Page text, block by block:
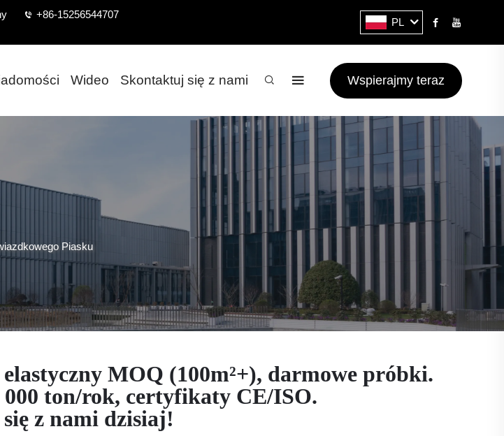
+86-15256544707
PL
Wideo Skontaktuj się z nami Wspierajmy teraz
Piasku
MOQ (100m²+), darmowe próbki.
ton/rok, certyfikaty CE/ISO.
z nami dzisiaj!